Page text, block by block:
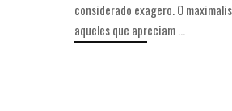
considerado exagero. O
aqueles que apreciam...